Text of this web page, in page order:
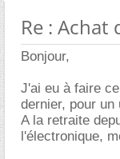
Re : Achat
Bonjour,
J'ai eu à faire
dernier, pour
A la retraite
l'électronique,